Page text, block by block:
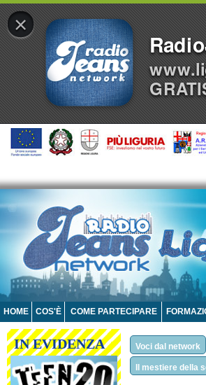
×
HOME COS'È COME PARTECIPARE
IN EVIDENZA Voci dal network
Il mestiere della